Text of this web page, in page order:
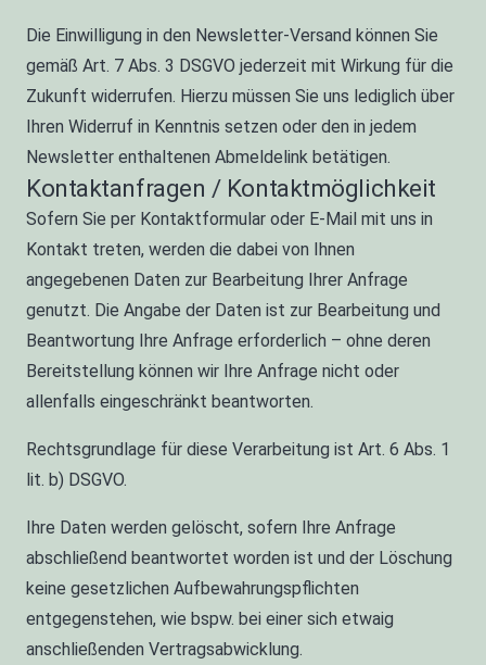
Die Einwilligung in den Newsletter-Versand können Sie
gemäß Art. 7 Abs. 3 DSGVO jederzeit mit Wirkung für die
Zukunft widerrufen. Hierzu müssen Sie uns lediglich über
Ihren Widerruf in Kenntnis setzen oder den in jedem
Newsletter enthaltenen Abmeldelink betätigen.
Kontaktanfragen / Kontaktmöglichkeit
Sofern Sie per Kontaktformular oder E-Mail mit uns in
Kontakt treten, werden die dabei von Ihnen
angegebenen Daten zur Bearbeitung Ihrer Anfrage
genutzt. Die Angabe der Daten ist zur Bearbeitung und
Beantwortung Ihre Anfrage erforderlich – ohne deren
Bereitstellung können wir Ihre Anfrage nicht oder
allenfalls eingeschränkt beantworten.
Rechtsgrundlage für diese Verarbeitung ist Art. 6 Abs. 1
lit. b) DSGVO.
Ihre Daten werden gelöscht, sofern Ihre Anfrage
abschließend beantwortet worden ist und der Löschung
keine gesetzlichen Aufbewahrungspflichten
entgegenstehen, wie bspw. bei einer sich etwaig
anschließenden Vertragsabwicklung.